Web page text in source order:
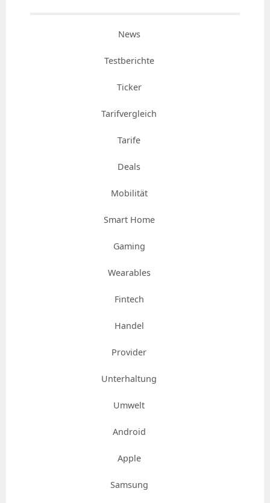
News
Testberichte
Ticker
Tarifvergleich
Tarife
Deals
Mobilität
Smart Home
Gaming
Wearables
Fintech
Handel
Provider
Unterhaltung
Umwelt
Android
Apple
Samsung